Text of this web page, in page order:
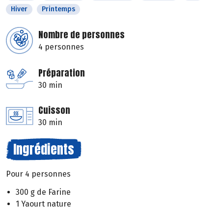
Hiver
Printemps
Nombre de personnes
4 personnes
Préparation
30 min
Cuisson
30 min
Ingrédients
Pour 4 personnes
300 g de Farine
1 Yaourt nature